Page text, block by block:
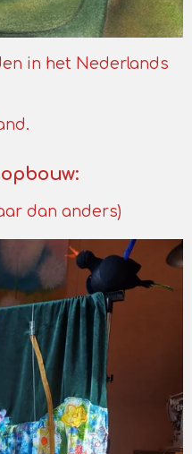
in het Nederlands
dan anders)